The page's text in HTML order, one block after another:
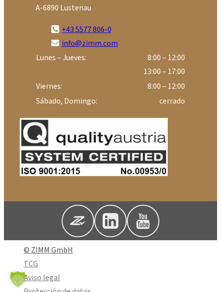
A-6890 Lustenau
+43 5577 806-0
info@zimm.com
Lunes – Jueves:
8:00 – 12:00
13:00 – 17:00
Viernes:
8:00 – 12:00
Sábado, Domingo:
cerrado
© ZIMM GmbH
TCG
Aviso legal